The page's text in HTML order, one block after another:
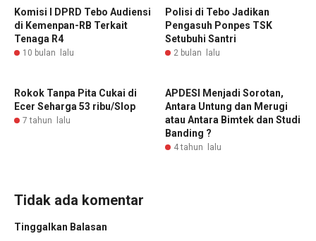
Komisi I DPRD Tebo Audiensi
di Kemenpan-RB Terkait
Tenaga R4
10 bulan lalu
Polisi di Tebo Jadikan
Pengasuh Ponpes TSK
Setubuhi Santri
2 bulan lalu
Rokok Tanpa Pita Cukai di
Ecer Seharga 53 ribu/Slop
7 tahun lalu
APDESI Menjadi Sorotan,
Antara Untung dan Merugi
atau Antara Bimtek dan Studi
Banding ?
4 tahun lalu
Tidak ada komentar
Tinggalkan Balasan